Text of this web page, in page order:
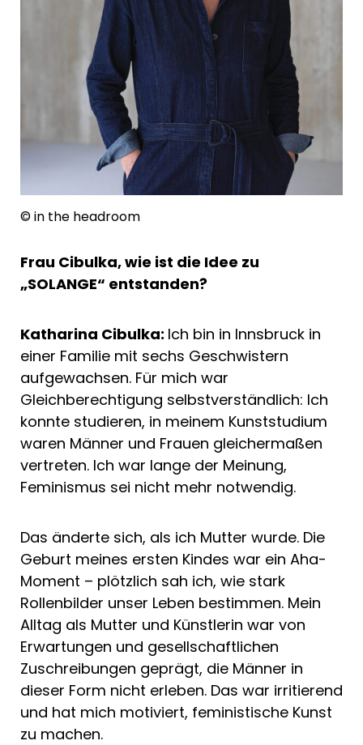
© in the headroom
Frau Cibulka, wie ist die Idee zu
„SOLANGE“ entstanden?
Katharina Cibulka: Ich bin in Innsbruck in
einer Familie mit sechs Geschwistern
aufgewachsen. Für mich war
Gleichberechtigung selbstverständlich: Ich
konnte studieren, in meinem Kunststudium
waren Männer und Frauen gleichermaßen
vertreten. Ich war lange der Meinung,
Feminismus sei nicht mehr notwendig.
Das änderte sich, als ich Mutter wurde. Die
Geburt meines ersten Kindes war ein Aha-
Moment – plötzlich sah ich, wie stark
Rollenbilder unser Leben bestimmen. Mein
Alltag als Mutter und Künstlerin war von
Erwartungen und gesellschaftlichen
Zuschreibungen geprägt, die Männer in
dieser Form nicht erleben. Das war irritierend
und hat mich motiviert, feministische Kunst
zu machen.